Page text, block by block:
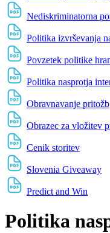
Nediskriminatorna
Politika izvrševanja
Povzetek politike
Politika nasprotja
Obravnavanje pritožb
Obrazec za vložitev
Cenik storitev
Slovenia Giveaway
Predict and Win
Politika